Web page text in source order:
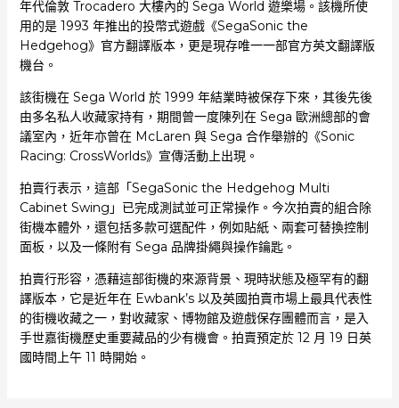
年代倫敦 Trocadero 大樓內的 Sega World 遊樂場。該機所使
用的是 1993 年推出的投幣式遊戲《SegaSonic the
Hedgehog》官方翻譯版本，更是現存唯一一部官方英文翻譯版
機台。
該街機在 Sega World 於 1999 年結業時被保存下來，其後先後
由多名私人收藏家持有，期間曾一度陳列在 Sega 歐洲總部的會
議室內，近年亦曾在 McLaren 與 Sega 合作舉辦的《Sonic
Racing: CrossWorlds》宣傳活動上出現。
拍賣行表示，這部「SegaSonic the Hedgehog Multi
Cabinet Swing」已完成測試並可正常操作。今次拍賣的組合除
街機本體外，還包括多款可選配件，例如貼紙、兩套可替換控制
面板，以及一條附有 Sega 品牌掛繩與操作鑰匙。
拍賣行形容，憑藉這部街機的來源背景、現時狀態及極罕有的翻
譯版本，它是近年在 Ewbank’s 以及英國拍賣市場上最具代表性
的街機收藏之一，對收藏家、博物館及遊戲保存團體而言，是入
手世嘉街機歷史重要藏品的少有機會。拍賣預定於 12 月 19 日英
國時間上午 11 時開始。